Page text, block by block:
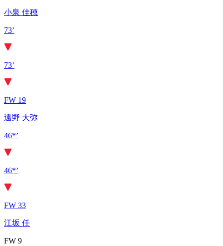
小泉 佳穂
73’
73’
FW 19
遠野 大弥
46*’
46*’
FW 33
江坂 任
FW 9